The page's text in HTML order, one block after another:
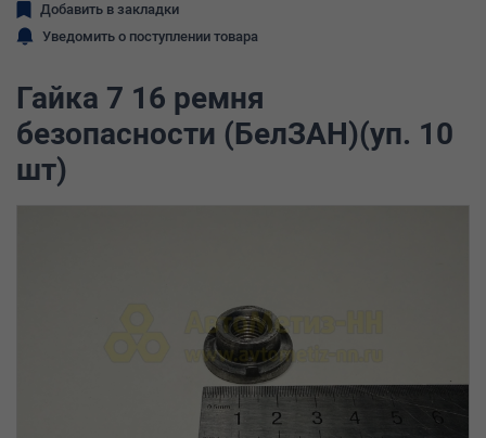
Добавить в закладки
Уведомить о поступлении товара
Гайка 7 16 ремня
безопасности (БелЗАН)(уп. 10
шт)